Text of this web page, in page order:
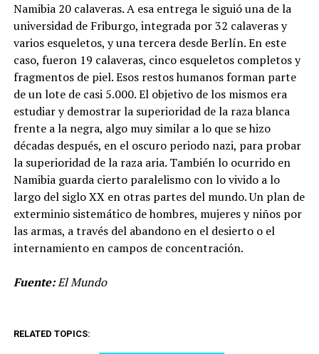
Namibia 20 calaveras. A esa entrega le siguió una de la
universidad de Friburgo, integrada por 32 calaveras y
varios esqueletos, y una tercera desde Berlín. En este
caso, fueron 19 calaveras, cinco esqueletos completos y
fragmentos de piel. Esos restos humanos forman parte
de un lote de casi 5.000. El objetivo de los mismos era
estudiar y demostrar la superioridad de la raza blanca
frente a la negra, algo muy similar a lo que se hizo
décadas después, en el oscuro periodo nazi, para probar
la superioridad de la raza aria. También lo ocurrido en
Namibia guarda cierto paralelismo con lo vivido a lo
largo del siglo XX en otras partes del mundo. Un plan de
exterminio sistemático de hombres, mujeres y niños por
las armas, a través del abandono en el desierto o el
internamiento en campos de concentración.
Fuente:El Mundo
RELATED TOPICS: